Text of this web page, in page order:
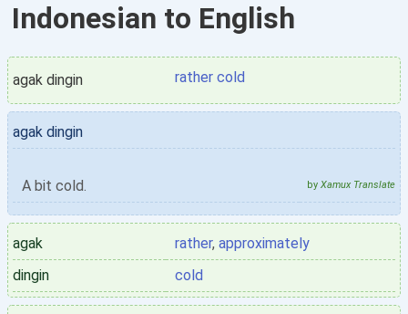
Indonesian to English
agak dingin rather cold
agak dingin
A bit cold. by Xamux Translate
agak rather, approximately
dingin
cold